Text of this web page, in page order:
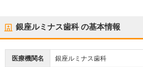
銀座ルミナス歯科の基本情報
医療機関名 銀座ルミナス歯科